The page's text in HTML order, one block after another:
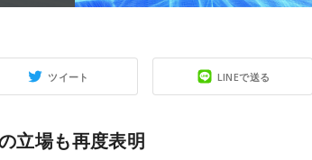
ツイート LINEで送る
立場も再度表明